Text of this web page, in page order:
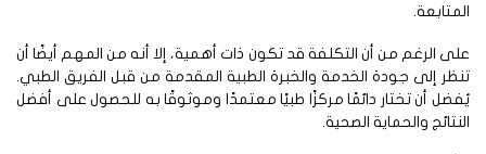
الرغم من أن التكلفة قد تكون ذات أهمية، إلا أنه من المهم أيضًا أن
إلى جودة الخدمة والخبرة الطبية المقدمة من قبل الفريق الطبي.
أن تختار دائمًا مركزًا طبيًا معتمدًا وموثوقًا به للحصول على أفضل
والحماية الصحية.